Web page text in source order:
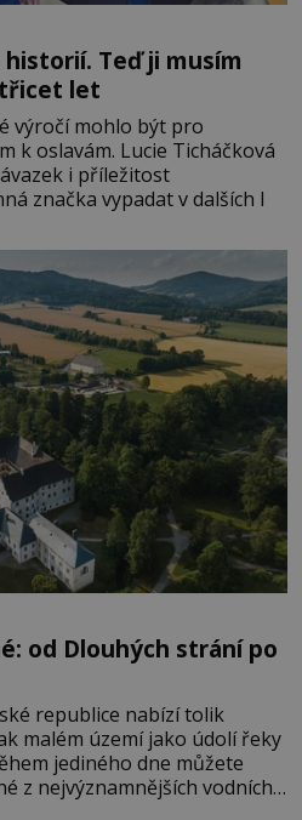
Teď ji musím
let
výročí mohlo být pro
k oslavám. Lucie Ticháčková
i příležitost
značka vypadat v dalších l
od Dlouhých strání po
republice nabízí tolik
malém území jako údolí řeky
jediného dne můžete
z nejvýznamnějších vodních